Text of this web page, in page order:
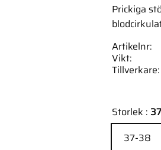
Prickiga
Storlek :
37-38
Artikelnr
Vikt
Tillverkare